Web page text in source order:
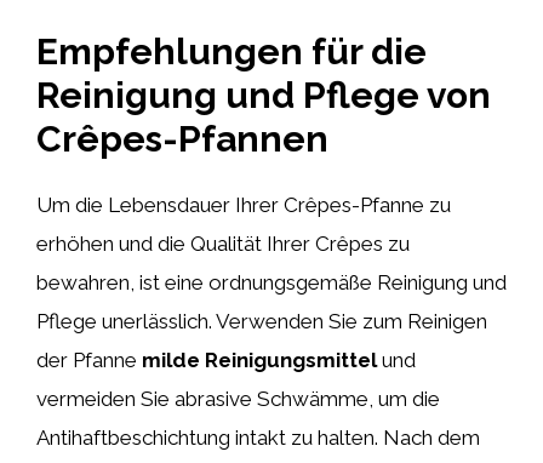
Empfehlungen für die
Reinigung und Pflege von
Crêpes-Pfannen
Um die Lebensdauer Ihrer Crêpes-Pfanne zu
erhöhen und die Qualität Ihrer Crêpes zu
bewahren, ist eine ordnungsgemäße Reinigung und
Pflege unerlässlich. Verwenden Sie zum Reinigen
der Pfanne milde Reinigungsmittelund
vermeiden Sie abrasive Schwämme, um die
Antihaftbeschichtung intakt zu halten. Nach dem